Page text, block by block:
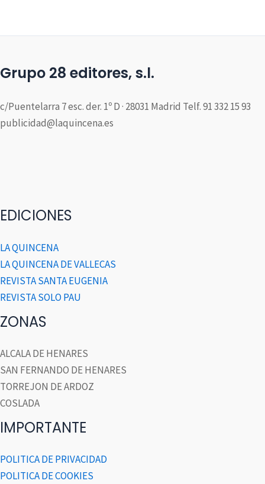
Grupo 28 editores, s.l.
c/Puentelarra 7 esc. der. 1º D · 28031 Madrid Telf. 91 332 15 93
publicidad@laquincena.es
EDICIONES
LA QUINCENA
LA QUINCENA DE VALLECAS
REVISTA SANTA EUGENIA
REVISTA SOLO PAU
ZONAS
ALCALA DE HENARES
SAN FERNANDO DE HENARES
TORREJON DE ARDOZ
COSLADA
IMPORTANTE
POLITICA DE PRIVACIDAD
POLITICA DE COOKIES